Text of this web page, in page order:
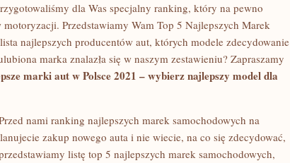
dla ⁢Was specjalny ranking, ‌który na ⁤pewno
Przedstawiamy Wam⁣ Top​ 5 Najlepszych⁣ Marek
najlepszych producentów aut, których modele zdecydowanie
marka znalazła się⁤ w naszym zestawieniu? Zapraszamy
marki aut w Polsce 2021 – wybierz najlepszy model dla
nami ranking‍ najlepszych⁤ marek samochodowych ⁣na
zakup nowego auta i nie ​wiecie, ‌na co się zdecydować,
listę top 5 najlepszych ‍marek samochodowych,‌